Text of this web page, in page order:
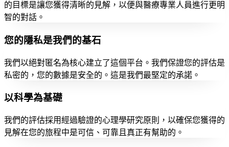
的目標是讓您獲得清晰的見解，以便與醫療專業人員進行更明
智的對話。
您的隱私是我們的基石
我們以絕對匿名為核心建立了這個平台。我們保證您的評估是
私密的，您的數據是安全的。這是我們最堅定的承諾。
以科學為基礎
我們的評估採用經過驗證的心理學研究原則，以確保您獲得的
見解在您的旅程中是可信、可靠且真正有幫助的。